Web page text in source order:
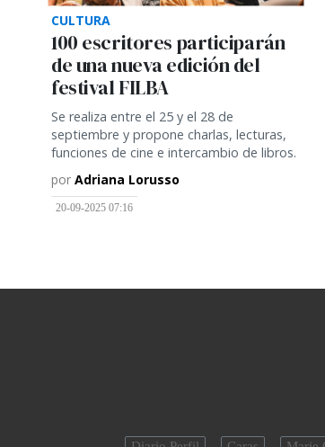
CULTURA
100 escritores participarán
de una nueva edición del
festival FILBA
Se realiza entre el 25 y el 28 de
septiembre y propone charlas, lecturas,
funciones de cine e intercambio de libros.
por Adriana Lorusso
20-09-2025 07:16